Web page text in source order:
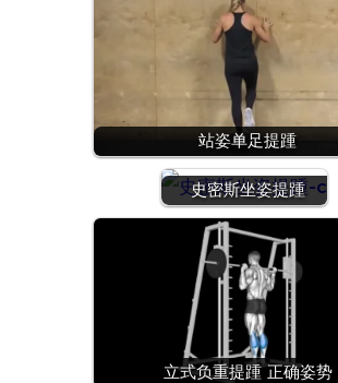
站姿单足提踵
史密斯坐姿提踵
立式负重提踵 正确姿势